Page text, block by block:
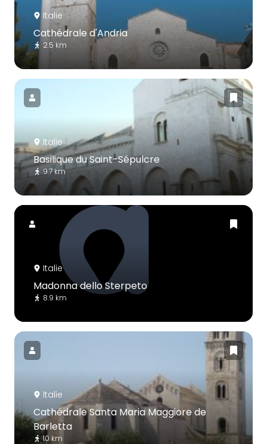
Italie
Cathédrale d'Andria
2.5 km
Italie
Basilique du Saint-Sépulcre
9.7 km
Italie
Madonna dello Sterpeto
8.9 km
Italie
Cathédrale Santa Maria Maggiore de
Barletta
10 km